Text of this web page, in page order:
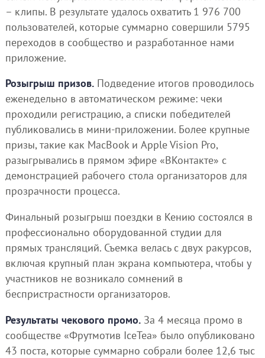
– клипы. В результате удалось охватить 1 976 700
пользователей, которые суммарно совершили 5795
переходов в сообщество и разработанное нами
приложение.
Розыгрыш призов.Подведение итогов проводилось
еженедельно в автоматическом режиме: чеки
проходили регистрацию, а списки победителей
публиковались в мини-приложении. Более крупные
призы, такие как MacBook и Apple Vision Pro,
разыгрывались в прямом эфире «ВКонтакте» с
демонстрацией рабочего стола организаторов для
прозрачности процесса.
Финальный розыгрыш поездки в Кению состоялся в
профессионально оборудованной студии для
прямых трансляций. Съемка велась с двух ракурсов,
включая крупный план экрана компьютера, чтобы у
участников не возникало сомнений в
беспристрастности организаторов.
Результаты чекового промо.За 4 месяца промо в
сообществе «Фрутмотив IceTea» было опубликовано
43 поста, которые суммарно собрали более 12,6 тыс